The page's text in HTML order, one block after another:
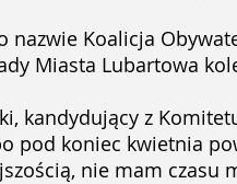
nazwie Koalicja
Miasta Lubartowa
kandydujący z
pod koniec kwietnia
nie mam czasu